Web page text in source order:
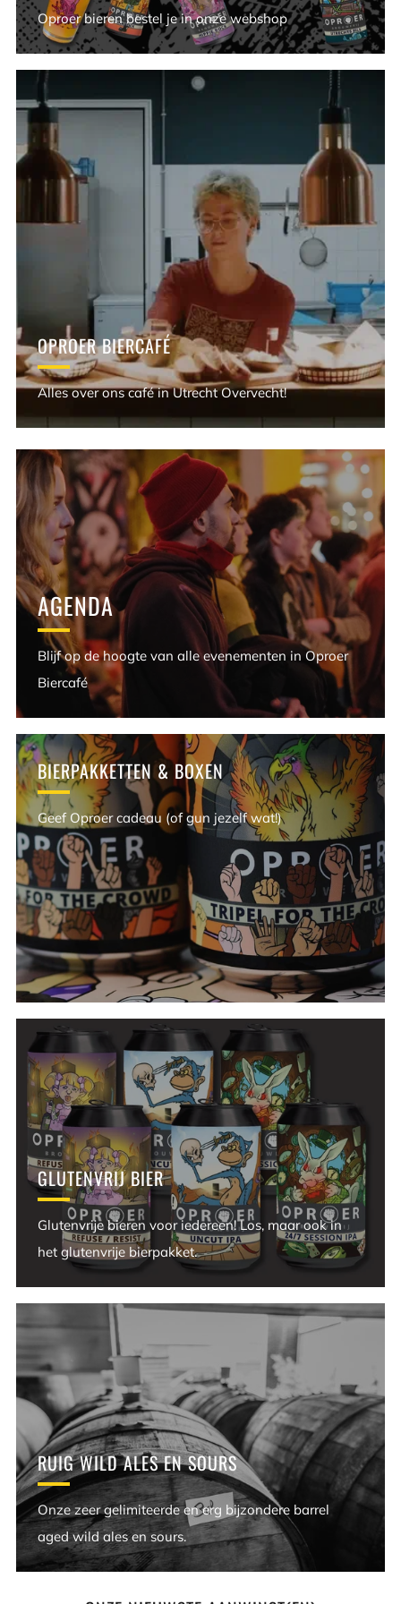
Oproer bieren bestel je in onze webshop
OPROER BIERCAFÉ
Alles over ons café in Utrecht Overvecht!
AGENDA
Blijf op de hoogte van alle evenementen in Oproer
Biercafé
BIERPAKKETTEN & BOXEN
Geef Oproer cadeau (of gun jezelf wat!)
GLUTENVRIJ BIER
Glutenvrije bieren voor iedereen! Los, maar ook in
het glutenvrije bierpakket.
RUIG WILD ALES EN SOURS
Onze zeer gelimiteerde en erg bijzondere barrel
aged wild ales en sours.